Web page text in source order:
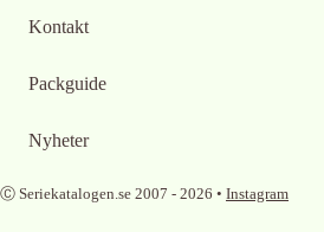
Kontakt
Packguide
Nyheter
Ⓒ Seriekatalogen.se 2007 - 2026 • Instagram